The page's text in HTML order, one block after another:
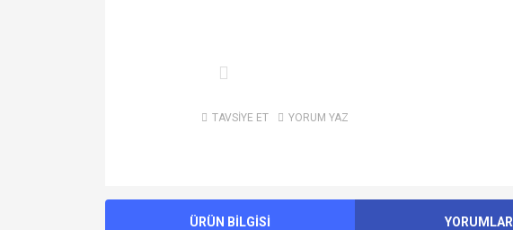
TAVSİYE ET YORUM YAZ
ÜRÜN BİLGİSİ YORUMLAR